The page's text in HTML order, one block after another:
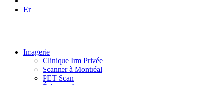
En
Imagerie
Clinique Irm Privée
Scanner à Montréal
PET Scan